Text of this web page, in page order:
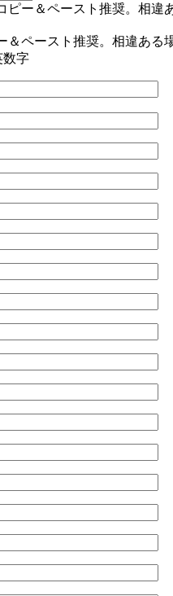
ピー＆ペースト推奨。相違
＆ペースト推奨。相違ある
数字